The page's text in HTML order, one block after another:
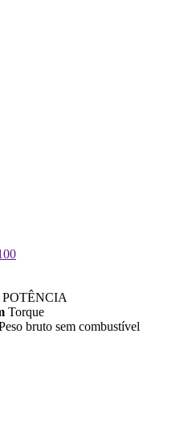
POTÊNCIA
Torque
bruto sem combustível